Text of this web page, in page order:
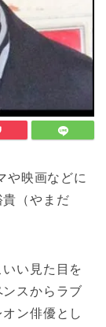
や映画などに
貴（やまだ
い見た目を
スからラブ
ン俳優とし